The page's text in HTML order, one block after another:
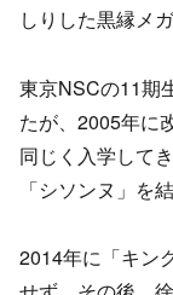
しりした黒縁メ
東京NSCの11期
たが、2005年に
同じく入学して
「シソンヌ」を
2014年に「キン